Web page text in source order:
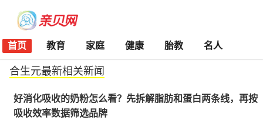
首页 教育 家庭 健康 胎教 名人
合生元最新相关新闻
好消化吸收的奶粉怎么看？先拆解脂肪和蛋白两条线，再按
吸收效率数据筛选品牌